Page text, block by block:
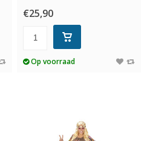
€25,90
Op voorraad